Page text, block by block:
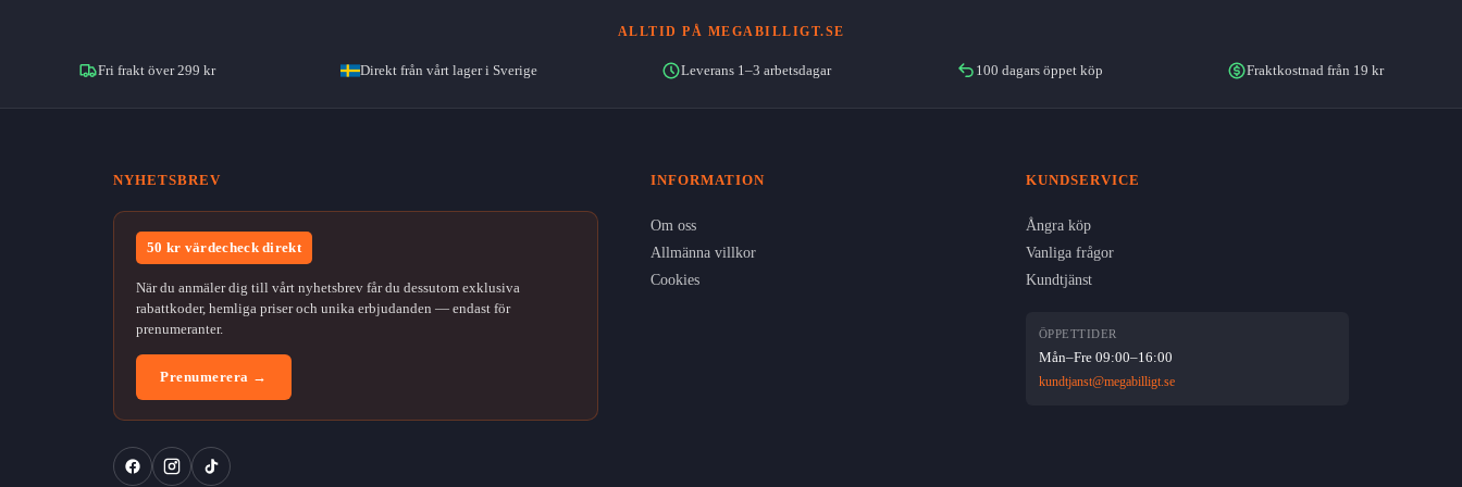
De
alternativen
kan
kan
ALLTID PÅ MEGABILLIGT.SE
Fri frakt över 299 kr Direkt från vårt lager i Sverige Leverans 1–3 arbetsdagar 100 dagars öppet köp Fraktkostnad från 19 kr
NYHETSBREV
50 kr värdecheck direkt
När du anmäler dig till vårt nyhetsbrev får du dessutom exklusiva
rabattkoder, hemliga priser och unika erbjudanden — endast för
prenumeranter.
Prenumerera →
INFORMATION
Om oss
Allmänna villkor
Cookies
KUNDSERVICE
Ångra köp
Vanliga frågor
Kundtjänst
ÖPPETTIDER
Mån–Fre 09:00–16:00
kundtjanst@megabilligt.se